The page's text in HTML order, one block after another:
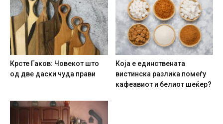
Крсте Гаков: Човекот што
од две даски чуда прави
Која е единствената
вистинска разлика помеѓу
кафеавиот и белиот шеќер?